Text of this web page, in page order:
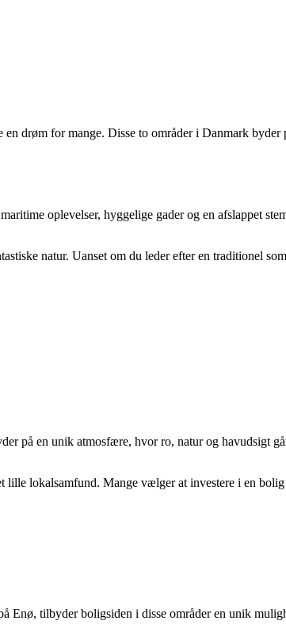
drøm for mange. Disse to områder i Danmark byder
oplevelser, hyggelige gader og en afslappet
natur. Uanset om du leder efter en traditionel
på en unik atmosfære, hvor ro, natur og havudsigt
lokalsamfund. Mange vælger at investere i en bolig
tilbyder boligsiden i disse områder en unik